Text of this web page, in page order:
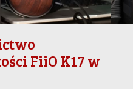
FiiO K17 w